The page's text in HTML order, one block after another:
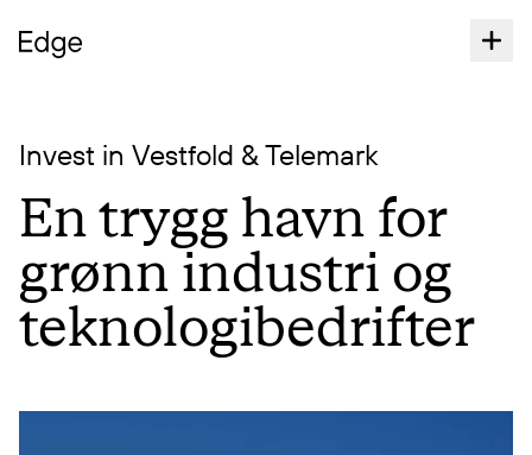
Invest in Vestfold & Telemark
En trygg havn for
grønn industri og
teknologibedrifter